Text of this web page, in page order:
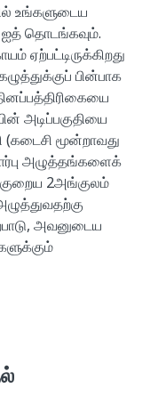
உங்களுடைய
ஐத் தொடங்கவும்.
ஏற்பட்டிருக்கிறது
பின்பாக
அடிப்பகுதியை
(கடைசி மூன்றாவது
அழுத்தங்களைக்
2அங்குலம்
அவனுடைய